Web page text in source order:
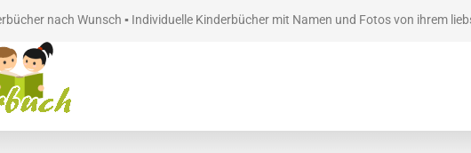
nach Wunsch ▪ Individuelle Kinderbücher mit Namen und Fotos von ihrem